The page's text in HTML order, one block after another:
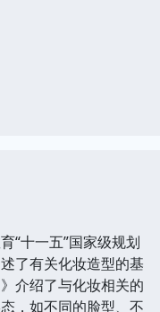
十一五”国家级规划
了有关化妆造型的基
介绍了与化妆相关的
，如不同的脸型、不